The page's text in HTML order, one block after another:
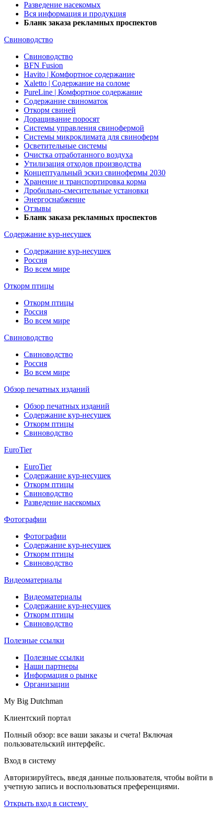
Разведение насекомых
Вся информация и продукция
Бланк заказа рекламных проспектов
Свиноводство
Свиноводство
BFN Fusion
Havito | Комфортное содержание
Xaletto | Содержание на соломе
PureLine | Комфортное содержание
Содержание свиноматок
Откорм свиней
Доращивание поросят
Системы управления свинофермой
Системы микроклимата для свиноферм
Осветительные системы
Очистка отработанного воздуха
Утилизация отходов производства
Концептуальный эскиз свинофермы 2030
Хранение и транспортировка корма
Дробильно-смесительные установки
Энергоснабжение
Отзывы
Бланк заказа рекламных проспектов
Содержание кур-несушек
Содержание кур-несушек
Россия
Во всем мире
Откорм птицы
Откорм птицы
Россия
Во всем мире
Свиноводство
Свиноводство
Россия
Во всем мире
Обзор печатных изданий
Обзор печатных изданий
Содержание кур-несушек
Откорм птицы
Свиноводство
EuroTier
EuroTier
Содержание кур-несушек
Откорм птицы
Свиноводство
Разведение насекомых
Фотографии
Фотографии
Содержание кур-несушек
Откорм птицы
Свиноводство
Видеоматериалы
Видеоматериалы
Содержание кур-несушек
Откорм птицы
Свиноводство
Полезные ссылки
Полезные ссылки
Наши партнеры
Информация о рынке
Организации
My Big Dutchman
Клиентский портал
Полный обзор: все ваши заказы и счета! Включая
пользовательский интерфейс.
Вход в систему
Авторизируйтесь, введя данные пользователя, чтобы войти в
учетную запись и воспользоваться преференциями.
Открыть вход в систему